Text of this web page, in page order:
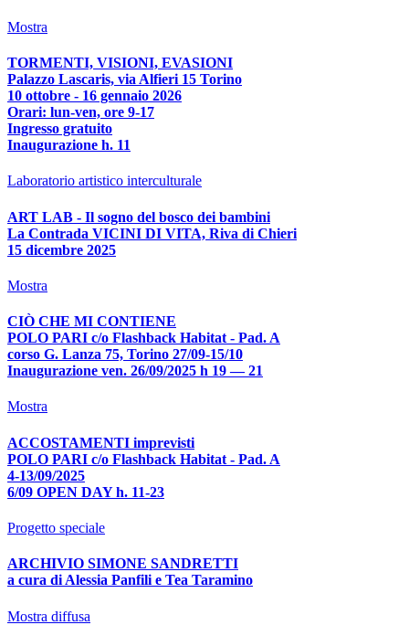
Mostra
TORMENTI, VISIONI, EVASIONI
Palazzo Lascaris, via Alfieri 15 Torino
10 ottobre - 16 gennaio 2026
Orari: lun-ven, ore 9-17
Ingresso gratuito
Inaugurazione h. 11
Laboratorio artistico interculturale
ART LAB - Il sogno del bosco dei bambini
La Contrada VICINI DI VITA, Riva di Chieri
15 dicembre 2025
Mostra
CIÒ CHE MI CONTIENE
POLO PARI c/o Flashback Habitat - Pad. A
corso G. Lanza 75, Torino 27/09-15/10
Inaugurazione ven. 26/09/2025 h 19 — 21
Mostra
ACCOSTAMENTI imprevisti
POLO PARI c/o Flashback Habitat - Pad. A
4-13/09/2025
6/09 OPEN DAY h. 11-23
Progetto speciale
ARCHIVIO SIMONE SANDRETTI
a cura di Alessia Panfili e Tea Taramino
Mostra diffusa